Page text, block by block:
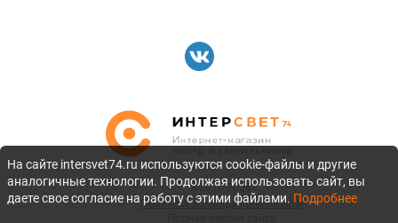
©2010-2026
Политика конфиденциальности
На сайте intersvet74.ru используются cookie-файлы и другие
аналогичные технологии. Продолжая использовать сайт, вы
даете свое согласие на работу с этими файлами. Подробнее